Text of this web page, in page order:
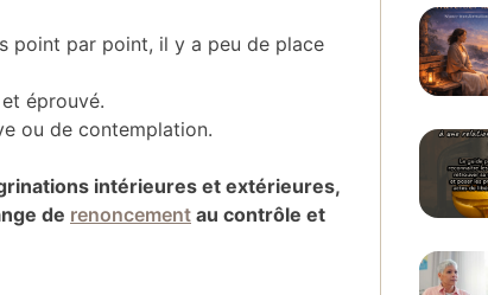
point par point, il y a peu de place
et éprouvé.
ou de contemplation.
intérieures et extérieures,
de renoncement au contrôle et